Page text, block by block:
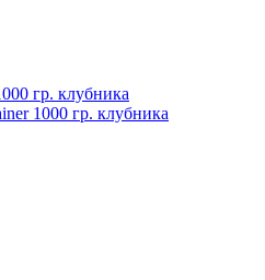
1000 гр. клубника